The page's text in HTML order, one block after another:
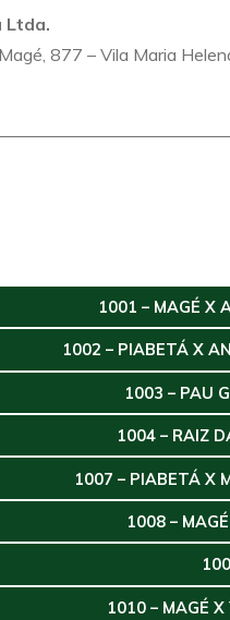
Ltda.
877 – Vila Maria
1001 – MAGÉ X
1002 – PIABETÁ X
1003 – PAU
1004 – RAIZ
1007 – PIABETÁ X
1008 –
1010 – MAGÉ